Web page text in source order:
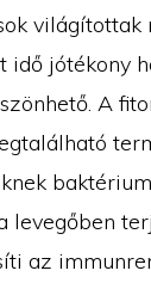
világítottak
idő jótékony
A
levegőben
az